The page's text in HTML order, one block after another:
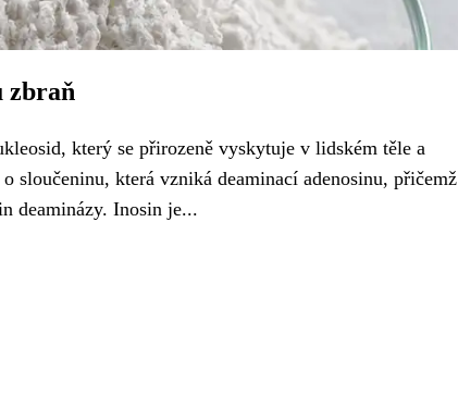
zbraň
který se přirozeně vyskytuje v lidském těle a
sloučeninu, která vzniká deaminací adenosinu, přičemž
deaminázy. Inosin je...